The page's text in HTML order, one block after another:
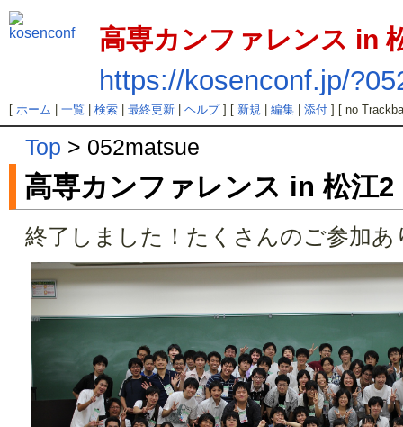
高専カンファレンス in
https://kosenconf.jp/
[ ホーム 一覧 検索| 最終更新| ヘルプ] [ 新規| 編集| 添付] [ no
Top > 052matsue
高専カンファレンス in 松江2
終了しました！たくさんのご参加